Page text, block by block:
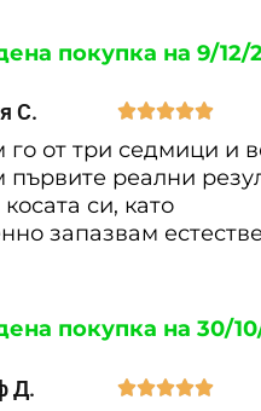
покупка на 9/12/
С. 
го от три седмици и
първите реални
си, като
запазвам
покупка на 30/
Д. 